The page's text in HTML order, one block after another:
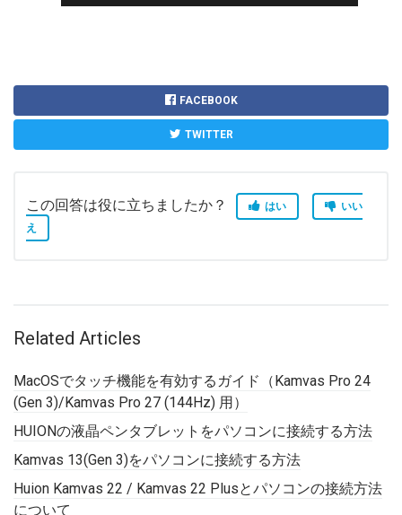
FACEBOOK
TWITTER
この回答は役に立ちましたか？ はい
いい
え
Related Articles
MacOSでタッチ機能を有効するガイド（Kamvas Pro 24
(Gen 3)/Kamvas Pro 27 (144Hz) 用）
HUIONの液晶ペンタブレットをパソコンに接続する方法
Kamvas 13(Gen 3)をパソコンに接続する方法
Huion Kamvas 22 / Kamvas 22 Plusとパソコンの接続方法
について